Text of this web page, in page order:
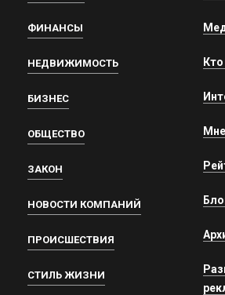
ФИНАНСЫ
НЕДВИЖИМОСТЬ
БИЗНЕС
ОБЩЕСТВО
ЗАКОН
НОВОСТИ КОМПАНИЙ
ПРОИСШЕСТВИЯ
СТИЛЬ ЖИЗНИ